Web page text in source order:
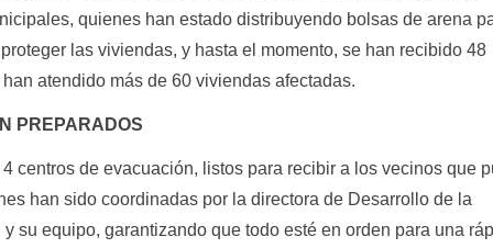
quienes han estado distribuyendo bolsas de arena
las viviendas, y hasta el momento, se han recibido 48
atendido más de 60 viviendas afectadas.
PREPARADOS
centros de evacuación, listos para recibir a los vecinos que
han sido coordinadas por la directora de Desarrollo de la
su equipo, garantizando que todo esté en orden para una